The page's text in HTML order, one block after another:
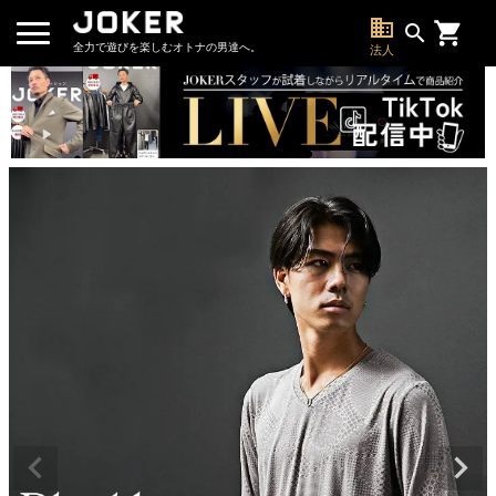
全力で遊びを楽しむオトナの男達へ。
business
法人
search